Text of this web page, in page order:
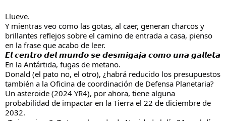
Llueve.
Y mientras veo como las gotas, al caer, generan charcos y
brillantes reflejos sobre el camino de entrada a casa, pienso
en la frase que acabo de leer.
𝙀𝙡 𝙘𝙚𝙣𝙩𝙧𝙤 𝙙𝙚𝙡 𝙢𝙪𝙣𝙙𝙤 𝙨𝙚 𝙙𝙚𝙨𝙢𝙞𝙜𝙖𝙟𝙖 𝙘𝙤𝙢𝙤 𝙪𝙣𝙖 𝙜𝙖𝙡𝙡𝙚𝙩𝙖
En la Antártida, fugas de metano.
Donald (el pato no, el otro), ¿habrá reducido los presupuestos
también a la Oficina de coordinación de Defensa Planetaria?
Un asteroide (2024 YR4), por ahora, tiene alguna
probabilidad de impactar en la Tierra el 22 de diciembre de
2032.